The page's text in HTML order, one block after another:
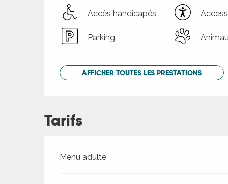
Accès handicapés
Parking
AFFICHER TOUTES LES PRESTATIONS
Tarifs
Tarifs 2026
Menu adulte